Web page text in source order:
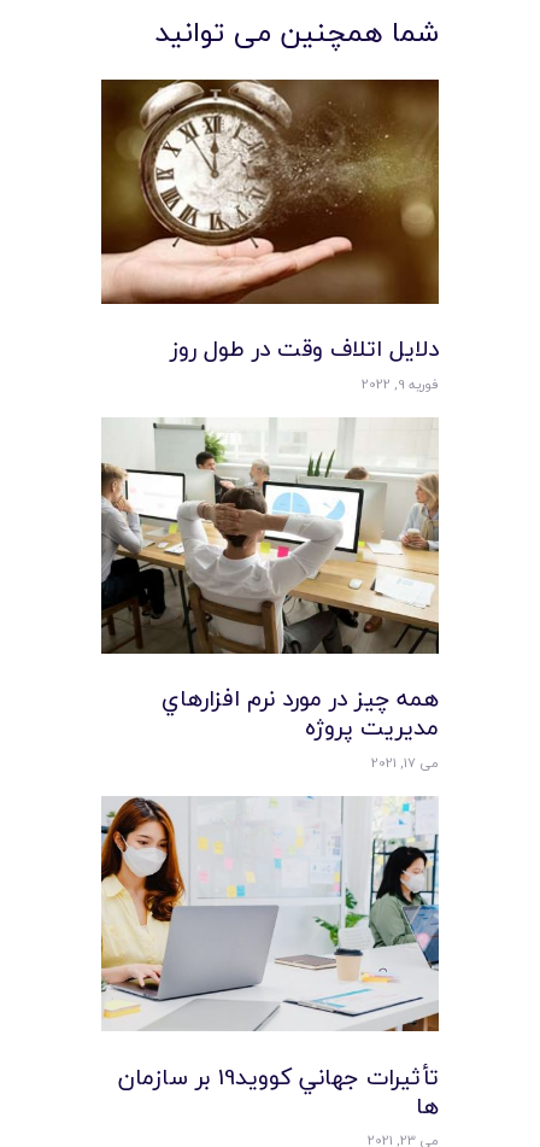
شما همچنین می توانید
دلایل اتلاف وقت در طول روز
فوریه 9, 2022
همه چيز در مورد نرم افزارهاي
مديريت پروژه
می 17, 2021
تأثيرات جهاني کوويد19 بر سازمان
ها
می 23, 2021